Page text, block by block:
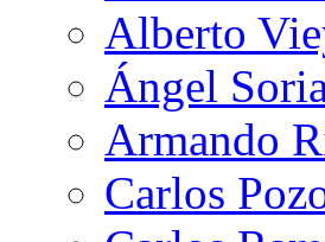
Alberto
Ángel
Armando
Carlos